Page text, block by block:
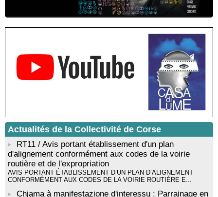
Andreani - Bucugnà / Zonza
Résidence de peinture et exposition de l’artiste Aponi : "Cœur
ouvert en citadelle" en partenariat avec la commune de Santa
Lucia di Tallà - Mediateca territuriale di Santa Lucia di Tallà
! EVENEMENT REPORTE ! Rencontre / dédicace avec
Gilles Antonioli autour de son ouvrage “Testa Mora - Les
Rivages du destin” - Afà / Prupià / Santa Lucia di Tallà
Residenza di scrittura di Angela Nicolai, Trà Corsica è
Sardegna - Mediateca di castagniccia Mare è monti - I Fulelli
Résidence d’écriture et de recherche de l’écrivaine Cécilia
Castelli - Institut Mémoires de l'Edition Contemporaine - Caen /
Rencontre / dédicace avec Lucrèce Luciani autour de son
livre « La ballade du pendu du Niolu» - Mediateca territuriale di
Santa Lucia di Tallà
Actualités de la Collectivité de Corse
RT11 / Avis portant établissement d'un plan
d'alignement conformément aux codes de la voirie
routière et de l'expropriation
AVIS PORTANT ÉTABLISSEMENT D’UN PLAN D’ALIGNEMENT
CONFORMÉMENT AUX CODES DE LA VOIRIE ROUTIÈRE E...
Chjama à manifestazione d'interessu : Parrainage en